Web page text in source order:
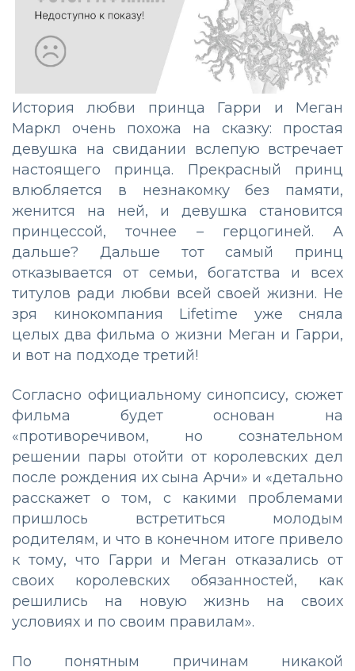
История любви принца Гарри и Меган
Маркл очень похожа на сказку: простая
девушка на свидании вслепую встречает
настоящего принца. Прекрасный принц
влюбляется в незнакомку без памяти,
женится на ней, и девушка становится
принцессой, точнее – герцогиней. А
дальше? Дальше тот самый принц
отказывается от семьи, богатства и всех
титулов ради любви всей своей жизни. Не
зря кинокомпания Lifetime уже сняла
целых два фильма о жизни Меган и Гарри,
и вот на подходе третий!
Согласно официальному синопсису, сюжет
фильма будет основан на
«противоречивом, но сознательном
решении пары отойти от королевских дел
после рождения их сына Арчи» и «детально
расскажет о том, с какими проблемами
пришлось встретиться молодым
родителям, и что в конечном итоге привело
к тому, что Гарри и Меган отказались от
своих королевских обязанностей, как
решились на новую жизнь на своих
условиях и по своим правилам».
По понятным причинам никакой